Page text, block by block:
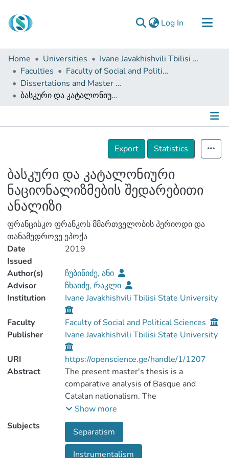
Log In (current)
Communities & Collections
Browse
Documentation
About Us
Home Universities
Ivane Javakhishvili Tbilisi State University
Faculties
Faculty of Social and Political Sciences
Dissertations and Master Theses
ბასკური და კატალონიური ნაციონალიზმების შედარებითი ანალიზი
Details
Export
Statistics
ბასკური და კატალონიური
ნაციონალიზმების შედარებითი
ანალიზი
ფრანცისკო ფრანკოს მმართველობის პერიოდი და
თანამედროვე ეპოქა
Date
Issued
2019
Author(s)
ჩუბინიძე, ანი
Advisor
ჩხაიძე, რაკლი
Institution
Ivane Javakhishvili Tbilisi State University
Faculty
Faculty of Social and Political Sciences
Publisher
Ivane Javakhishvili Tbilisi State University
URI
https://openscience.ge/handle/1/1207
Abstract
The present master's thesis is a
comparative analysis of Basque and
Catalan nationalism. The
purpose of the work is to determine the
causes of Basque and Catalan secessionist
nationalism in
the context of institutionalism (Paul
Show more
Subjects
Separatism
Instrumentalism